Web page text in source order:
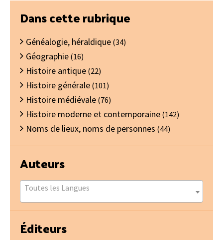
Barre
latérale
principale
Dans cette rubrique
Généalogie, héraldique (34)
Géographie (16)
Histoire antique (22)
Histoire générale (101)
Histoire médiévale (76)
Histoire moderne et contemporaine (142)
Noms de lieux, noms de personnes (44)
Auteurs
Toutes les Langues
Éditeurs